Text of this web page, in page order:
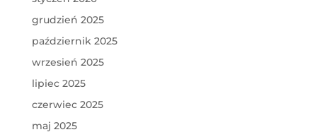
grudzień 2025
październik 2025
wrzesień 2025
lipiec 2025
czerwiec 2025
maj 2025